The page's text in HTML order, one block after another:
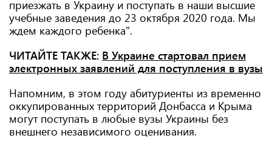
приезжать в Украину и поступать в наши высшие
учебные заведения до 23 октября 2020 года. Мы
ждем каждого ребенка".
ЧИТАЙТЕ ТАКЖЕ: В Украине стартовал прием
электронных заявлений для поступления в вузы
Напомним, в этом году абитуриенты из временно
оккупированных территорий Донбасса и Крыма
могут поступать в любые вузы Украины без
внешнего независимого оценивания.